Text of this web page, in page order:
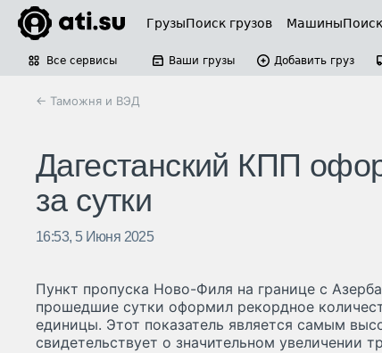
ГрузыПоиск грузов Машины
Все сервисы Ваши грузы Добавить груз
← Таможня и ВЭД
Дагестанский КПП
за сутки
16:53, 5 Июня 2025
Пункт пропуска Ново-Филя на границе с
прошедшие сутки оформил рекордное
единицы. Этот показатель является самым
свидетельствует о значительном увеличении